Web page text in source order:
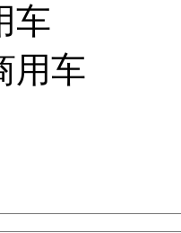
车
用车